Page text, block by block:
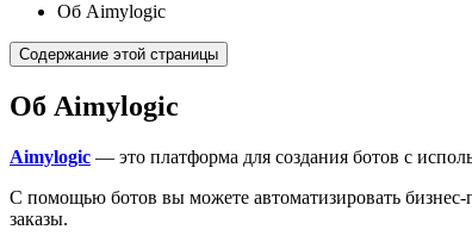
Об Aimylogic
Содержание этой страницы
Об Aimylogic
Aimylogic — это платформа для создания ботов с
С помощью ботов вы можете автоматизировать бизнес-
заказы.